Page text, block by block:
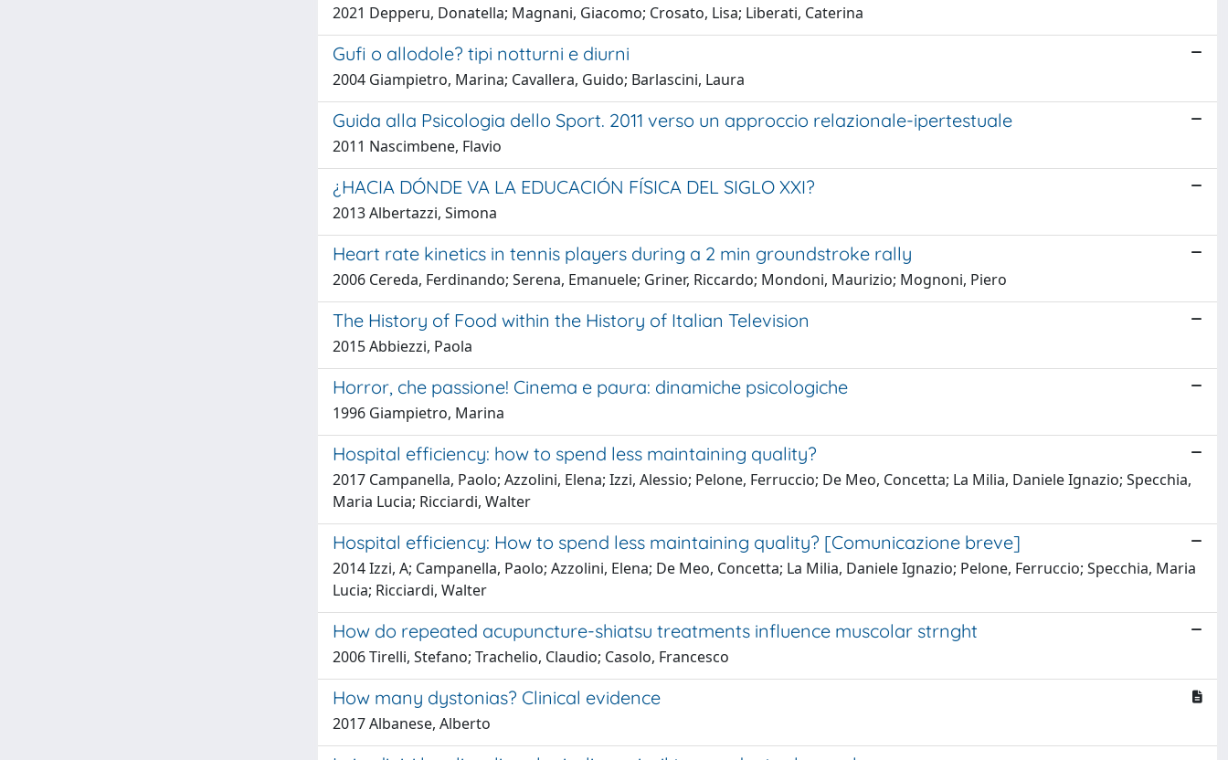
2021 Depperu, Donatella; Magnani, Giacomo; Crosato, Lisa; Liberati, Caterina
Gufi o allodole? tipi notturni e diurni
2004 Giampietro, Marina; Cavallera, Guido; Barlascini, Laura
Guida alla Psicologia dello Sport. 2011 verso un approccio relazionale-ipertestuale
2011 Nascimbene, Flavio
¿HACIA DÓNDE VA LA EDUCACIÓN FÍSICA DEL SIGLO XXI?
2013 Albertazzi, Simona
Heart rate kinetics in tennis players during a 2 min groundstroke rally
2006 Cereda, Ferdinando; Serena, Emanuele; Griner, Riccardo; Mondoni, Maurizio; Mognoni, Piero
The History of Food within the History of Italian Television
2015 Abbiezzi, Paola
Horror, che passione! Cinema e paura: dinamiche psicologiche
1996 Giampietro, Marina
Hospital efficiency: how to spend less maintaining quality?
2017 Campanella, Paolo; Azzolini, Elena; Izzi, Alessio; Pelone, Ferruccio; De Meo, Concetta; La Milia, Daniele Ignazio; Specchia,
Maria Lucia; Ricciardi, Walter
Hospital efficiency: How to spend less maintaining quality? [Comunicazione breve]
2014 Izzi, A; Campanella, Paolo; Azzolini, Elena; De Meo, Concetta; La Milia, Daniele Ignazio; Pelone, Ferruccio; Specchia, Maria
Lucia; Ricciardi, Walter
How do repeated acupuncture-shiatsu treatments influence muscolar strnght
2006 Tirelli, Stefano; Trachelio, Claudio; Casolo, Francesco
How many dystonias? Clinical evidence
2017 Albanese, Alberto